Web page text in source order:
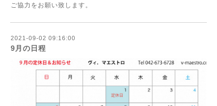
ご協力をお願い致します。
2021-09-02 09:16:00
9月の日程